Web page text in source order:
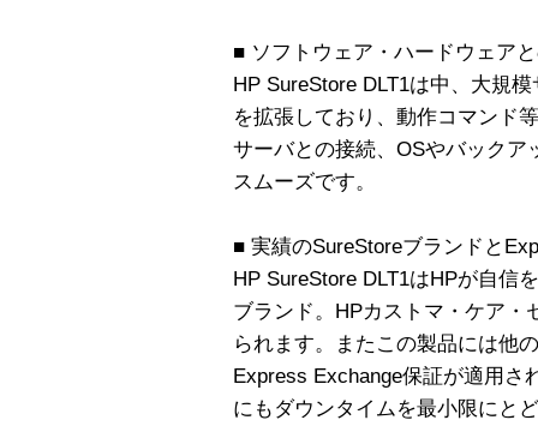
■ ソフトウェア・ハードウェア
HP SureStore DLT1は中、大規
を拡張しており、動作コマンド
サーバとの接続、OSやバック
スムーズです。
■ 実績のSureStoreブランドと
HP SureStore DLT1はHPが自信
ブランド。HPカストマ・ケア・
られます。またこの製品には他
Express Exchange保証が適用さ
にもダウンタイムを最小限にと